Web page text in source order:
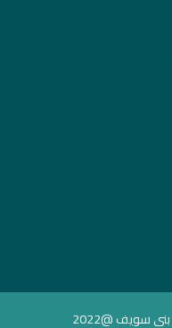
سويف @2022